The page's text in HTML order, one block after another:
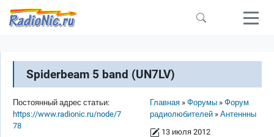
Перейти к основному содержанию
Spiderbeam 5 band (UN7LV)
Строка навигации
Главная Форумы
Форум
радиолюбителей
Антеннны
13 июля 2012
Постоянный адрес статьи:
https://www.radionic.ru/node/7
78